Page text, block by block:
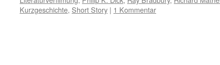
Kurzgeschichte, Short Story | 1 Kommentar